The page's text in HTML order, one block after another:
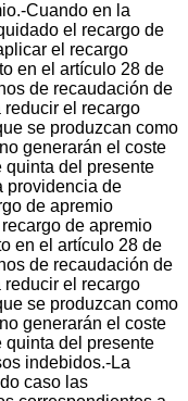
Cuando en la
el recargo de
el recargo
en el artículo 28 de
de recaudación de
reducir el recargo
se produzcan como
generarán el coste
del presente
providencia de
de apremio
de apremio
en el artículo 28 de
de recaudación de
reducir el recargo
se produzcan como
generarán el coste
del presente
indebidos.-La
caso las